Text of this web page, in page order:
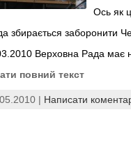
Ось як
збирається заборонити
Верховна Рада має
повний текст
| Написати